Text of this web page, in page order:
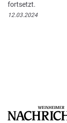
fortsetzt.
12.03.2024